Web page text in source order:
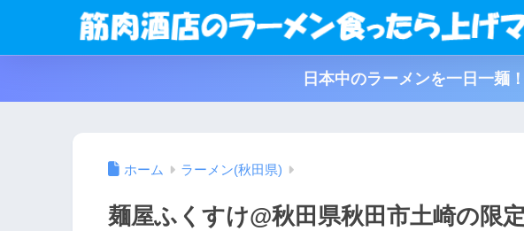
日本中のラーメンを一日一麺
ホーム ラーメン(秋田県)
麺屋ふくすけ@秋田県秋田市土崎の限